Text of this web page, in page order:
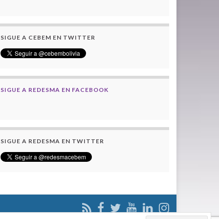
SIGUE A CEBEM EN TWITTER
SIGUE A REDESMA EN FACEBOOK
SIGUE A REDESMA EN TWITTER